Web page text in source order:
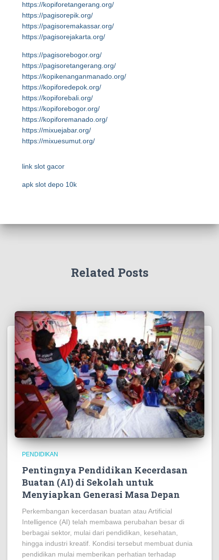
https://kopiforetangerang.org/
https://pagisorepik.org/
https://pagisoremakassar.org/
https://pagisorejakarta.org/
https://pagisorebogor.org/
https://pagisoretangerang.org/
https://kopikenanganmanado.org/
https://kopiforedepok.org/
https://kopiforebali.org/
https://kopiforebogor.org/
https://kopiforemanado.org/
https://mixuejabar.org/
https://mixuesumut.org/
link slot gacor
apk slot depo 10k
Related Posts
PENDIDIKAN
Pentingnya Pendidikan Kecerdasan
Buatan (AI) di Sekolah untuk
Menyiapkan Generasi Masa Depan
Perkembangan kecerdasan buatan atau Artificial
Intelligence (AI) telah membawa perubahan besar di
berbagai sektor, mulai dari pendidikan, kesehatan,
hingga industri kreatif. Kondisi tersebut membuat dunia
pendidikan mulai memberikan perhatian terhadap